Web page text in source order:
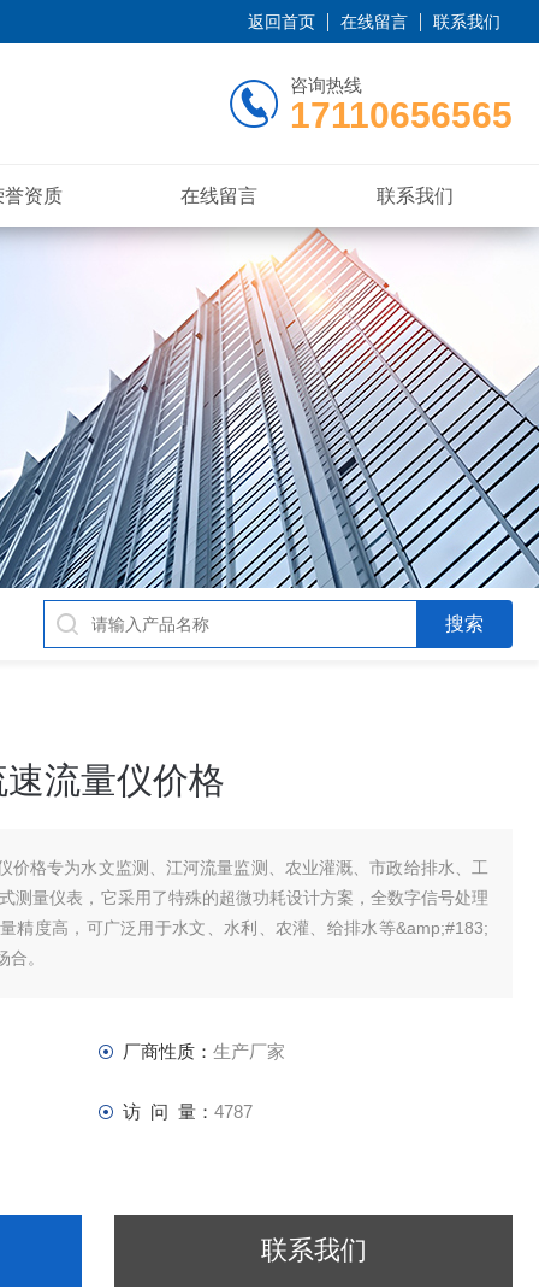
返回首页 在线留言 联系我们
咨询热线
17110656565
誉资质 在线留言 联系我们
流量仪价格
价格专为水文监测、江河流量监测、农业灌溉、市政给排水、工
测量仪表，它采用了特殊的超微功耗设计方案，全数字信号处理
精度高，可广泛用于水文、水利、农灌、给排水等&amp;#183;
。
厂商性质： 生产厂家
访 问 量： 4787
联系我们